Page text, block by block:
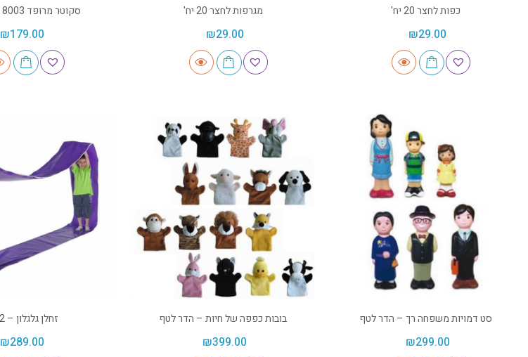
כפות לחצר 20 יח'
₪29.00
מגרפות לחצר 20 יח'
₪29.00
סקוטר מרופד 8003 – ספורטוי
₪179.00
סט דמויות משפחה רך – הדר לטף
₪299.00
בובות כפפה של חיות – הדר לטף
₪399.00
זחלן גלגלון – 2032
₪289.00